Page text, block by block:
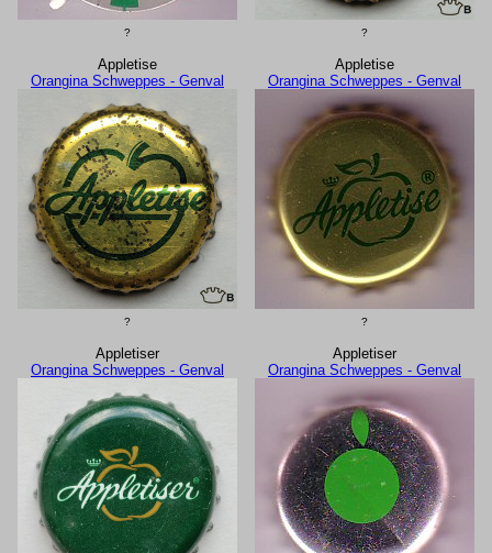
? ?
Appletise
Orangina Schweppes - Genval
?
Appletise
Orangina Schweppes - Genval
?
Appletiser
Orangina Schweppes - Genval
Appletiser
Orangina Schweppes - Genval